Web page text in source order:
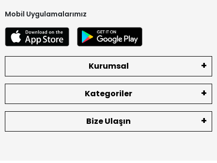
Mobil Uygulamalarımız
Kurumsal
Kategoriler
Bize Ulaşın